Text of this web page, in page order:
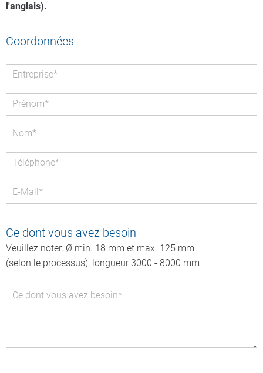
l'anglais).
Coordonnées
Champ
obligatoire
Entreprise*
Champ
Prénom*
Champ
Nom*
Champ
obligatoire
Téléphone*
Champ
E-Mail*
Ce dont vous avez besoin
Veuillez noter: Ø min. 18 mm et max. 125 mm
(selon le processus), longueur 3000 - 8000 mm
Champ
Ce dont vous avez besoin*